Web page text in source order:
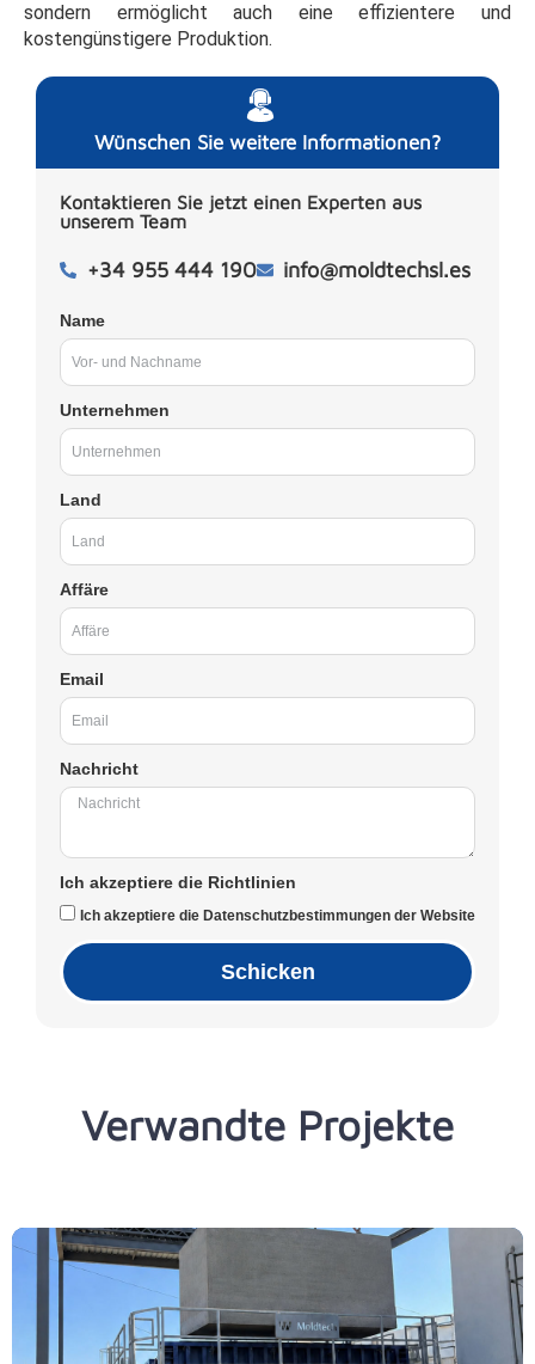
sondern ermöglicht auch eine effizientere und
kostengünstigere Produktion.
Wünschen Sie weitere Informationen?
Kontaktieren Sie jetzt einen Experten aus
unserem Team
+34 955 444 190 info@moldtechsl.es
Name
Unternehmen
Land
Affäre
Email
Nachricht
Ich akzeptiere die Richtlinien
Ich akzeptiere die Datenschutzbestimmungen der Website
Schicken
Verwandte Projekte